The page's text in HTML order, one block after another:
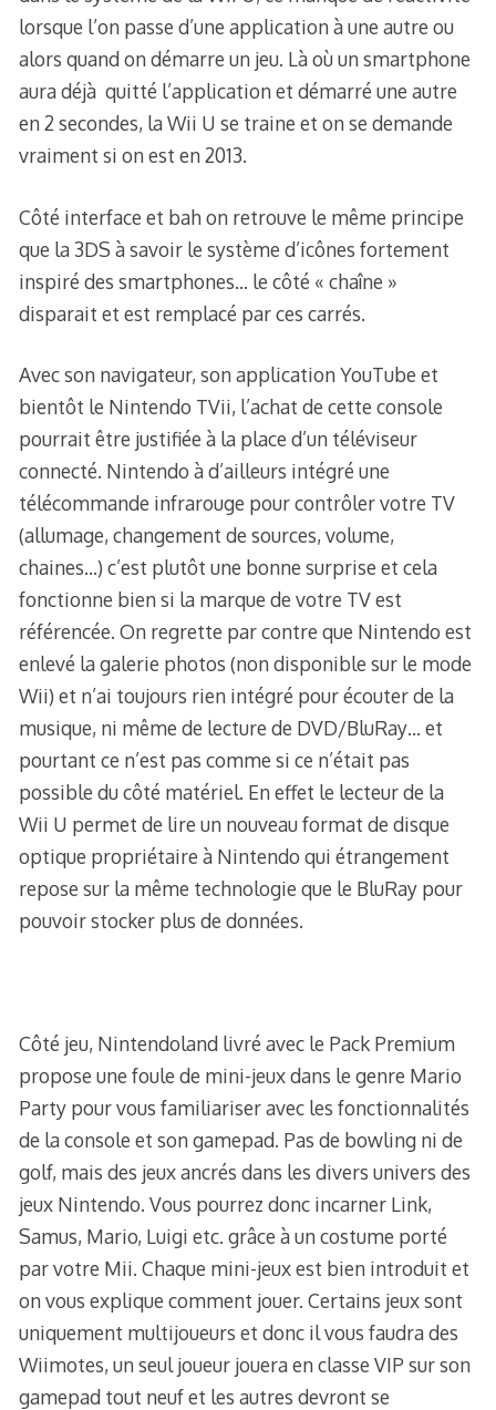
lorsque l’on passe d’une application à une autre ou
alors quand on démarre un jeu. Là où un smartphone
aura déjà quitté l’application et démarré une autre
en 2 secondes, la Wii U se traine et on se demande
vraiment si on est en 2013.
Côté interface et bah on retrouve le même principe
que la 3DS à savoir le système d’icônes fortement
inspiré des smartphones… le côté « chaîne »
disparait et est remplacé par ces carrés.
Avec son navigateur, son application YouTube et
bientôt le Nintendo TVii, l’achat de cette console
pourrait être justifiée à la place d’un téléviseur
connecté. Nintendo à d’ailleurs intégré une
télécommande infrarouge pour contrôler votre TV
(allumage, changement de sources, volume,
chaines…) c’est plutôt une bonne surprise et cela
fonctionne bien si la marque de votre TV est
référencée. On regrette par contre que Nintendo est
enlevé la galerie photos (non disponible sur le mode
Wii) et n’ai toujours rien intégré pour écouter de la
musique, ni même de lecture de DVD/BluRay… et
pourtant ce n’est pas comme si ce n’était pas
possible du côté matériel. En effet le lecteur de la
Wii U permet de lire un nouveau format de disque
optique propriétaire à Nintendo qui étrangement
repose sur la même technologie que le BluRay pour
pouvoir stocker plus de données.
Côté jeu, Nintendoland livré avec le Pack Premium
propose une foule de mini-jeux dans le genre Mario
Party pour vous familiariser avec les fonctionnalités
de la console et son gamepad. Pas de bowling ni de
golf, mais des jeux ancrés dans les divers univers des
jeux Nintendo. Vous pourrez donc incarner Link,
Samus, Mario, Luigi etc. grâce à un costume porté
par votre Mii. Chaque mini-jeux est bien introduit et
on vous explique comment jouer. Certains jeux sont
uniquement multijoueurs et donc il vous faudra des
Wiimotes, un seul joueur jouera en classe VIP sur son
gamepad tout neuf et les autres devront se